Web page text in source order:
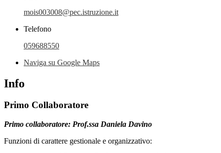
mois003008@pec.istruzione.it
Telefono
059688550
Naviga su Google Maps
Info
Primo Collaboratore
Primo collaboratore: Prof.ssa Daniela Davino
Funzioni di carattere gestionale e organizzativo: